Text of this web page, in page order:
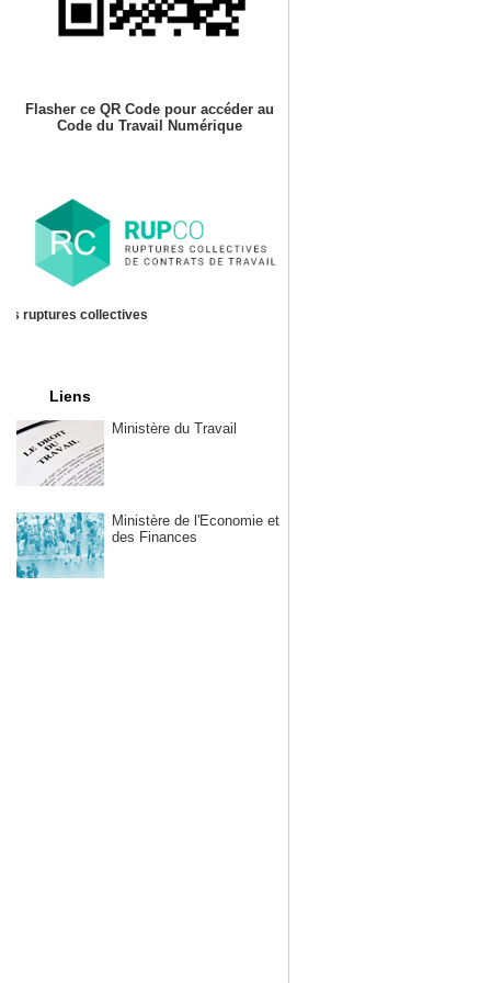
Flasher ce QR Code pour accéder au
Code du Travail Numérique
ruptures collectives
Liens
Ministère du Travail
Ministère de l'Economie et
des Finances